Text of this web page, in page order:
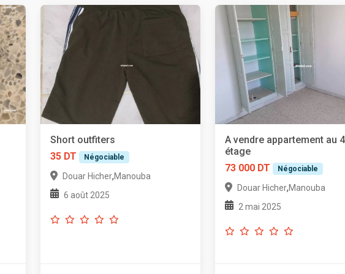
Short outfiters
35 DT
Négociable
Douar Hicher,Manouba
6 août 2025
A vendre appartement au
étage
73 000 DT
Négociable
Douar Hicher,Manouba
2 mai 2025